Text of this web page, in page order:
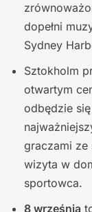
dopełni
Sydney
Sztokholm
otwartym
odbędzie
graczami ze
wizyta w
sportowca.
8 września